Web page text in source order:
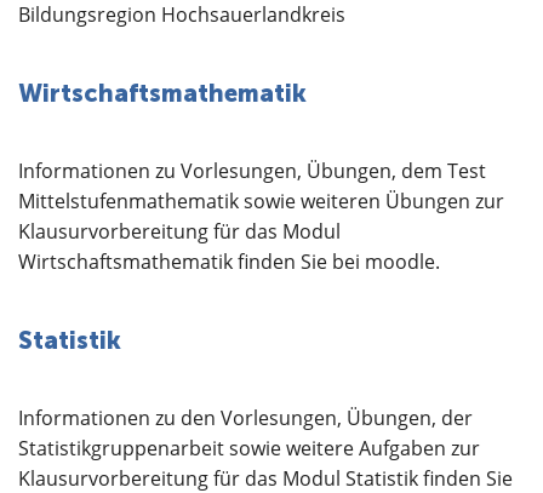
Bildungsregion Hochsauerlandkreis
Wirtschaftsmathematik
Informationen zu Vorlesungen, Übungen, dem Test
Mittelstufenmathematik sowie weiteren Übungen zur
Klausurvorbereitung für das Modul
Wirtschaftsmathematik finden Sie bei moodle.
Statistik
Informationen zu den Vorlesungen, Übungen, der
Statistikgruppenarbeit sowie weitere Aufgaben zur
Klausurvorbereitung für das Modul Statistik finden Sie